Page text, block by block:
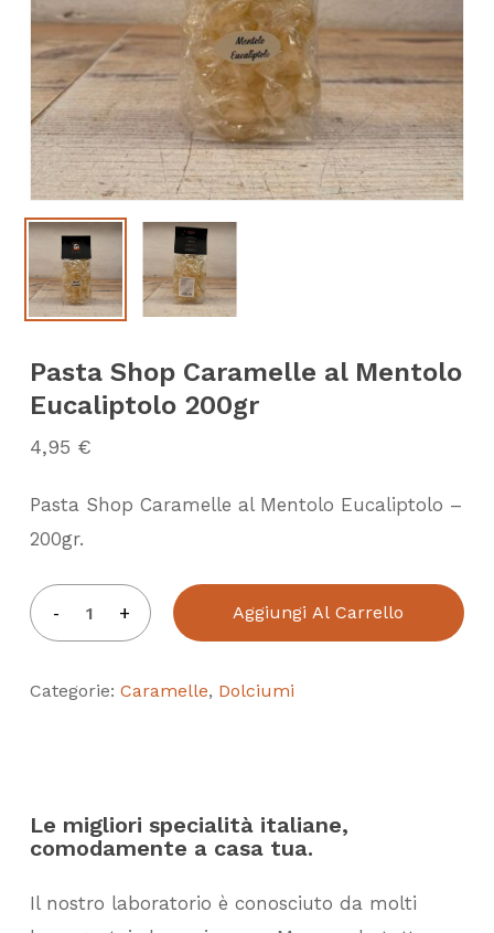
Pasta Shop Caramelle al Mentolo
Eucaliptolo 200gr
4,95 €
Pasta Shop Caramelle al Mentolo Eucaliptolo –
200gr.
Aggiungi Al Carrello
Categorie: Caramelle, Dolciumi
Le migliori specialità italiane,
comodamente a casa tua.
Il nostro laboratorio è conosciuto da molti